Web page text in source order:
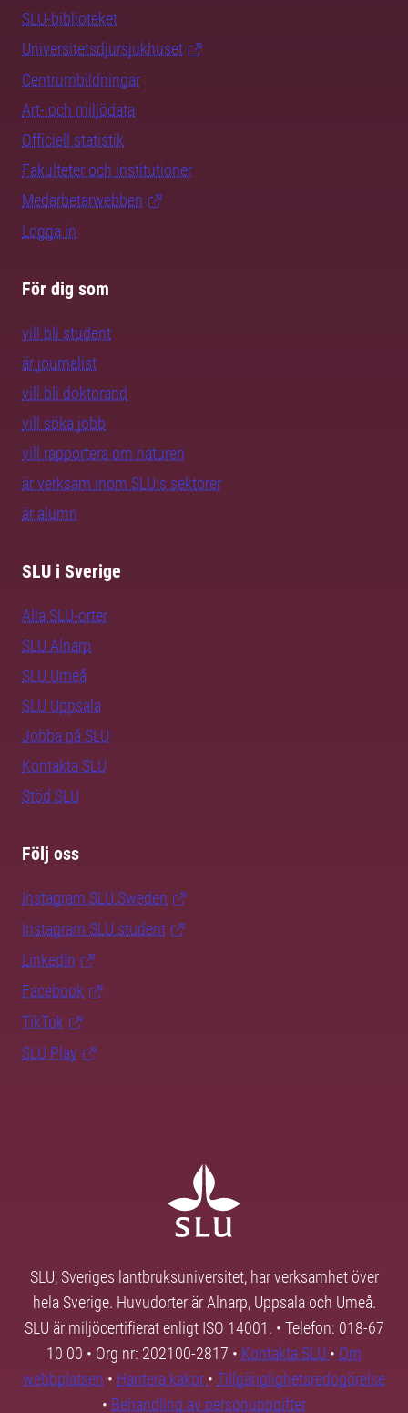
SLU-biblioteket
Universitetsdjursjukhuset
Centrumbildningar
Art- och miljödata
Officiell statistik
Fakulteter och institutioner
Medarbetarwebben
Logga in
För dig som
vill bli student
är journalist
vill bli doktorand
vill söka jobb
vill rapportera om naturen
är verksam inom SLU:s sektorer
är alumn
SLU i Sverige
Alla SLU-orter
SLU Alnarp
SLU Umeå
SLU Uppsala
Jobba på SLU
Kontakta SLU
Stöd SLU
Följ oss
Instagram SLU.Sweden
Instagram SLU.student
LinkedIn
Facebook
TikTok
SLU Play
SLU, Sveriges lantbruksuniversitet, har verksamhet över
hela Sverige. Huvudorter är Alnarp, Uppsala och Umeå.
SLU är miljöcertifierat enligt ISO 14001. • Telefon: 018-67
10 00 • Org nr: 202100-2817 • Kontakta SLU • Om
webbplatsen • Hantera kakor • Tillgänglighetsredogörelse
• Behandling av personuppgifter